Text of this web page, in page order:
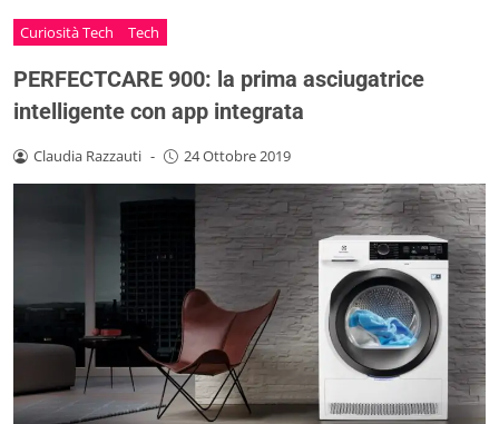
Curiosità Tech Tech
PERFECTCARE 900: la prima asciugatrice
intelligente con app integrata
Claudia Razzauti - 24 Ottobre 2019